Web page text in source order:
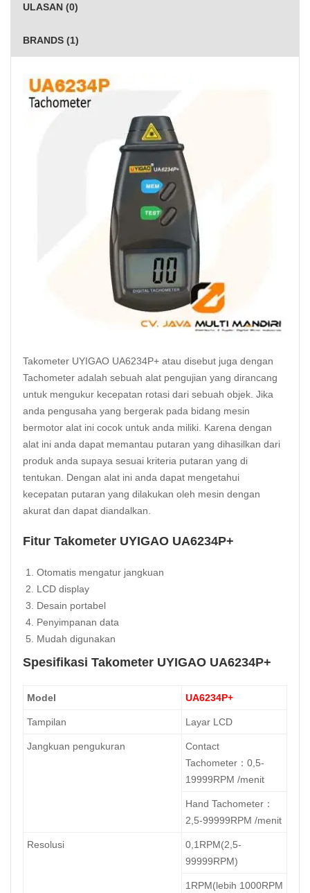
ULASAN (0)
BRANDS (1)
Takometer UYIGAO UA6234P+ atau disebut juga dengan
Tachometer adalah sebuah alat pengujian yang dirancang
untuk mengukur kecepatan rotasi dari sebuah objek. Jika
anda pengusaha yang bergerak pada bidang mesin
bermotor alat ini cocok untuk anda miliki. Karena dengan
alat ini anda dapat memantau putaran yang dihasilkan dari
produk anda supaya sesuai kriteria putaran yang di
tentukan. Dengan alat ini anda dapat mengetahui
kecepatan putaran yang dilakukan oleh mesin dengan
akurat dan dapat diandalkan.
Fitur Takometer UYIGAO UA6234P+
Otomatis mengatur jangkuan
LCD display
Desain portabel
Penyimpanan data
Mudah digunakan
Spesifikasi Takometer UYIGAO UA6234P+
Model UA6234P+
Tampilan Layar LCD
Jangkuan pengukuran
Contact
Tachometer：0,5-
19999RPM /menit
Hand Tachometer：
2,5-99999RPM /menit
Resolusi
0,1RPM(2,5-
99999RPM)
1RPM(lebih 1000RPM